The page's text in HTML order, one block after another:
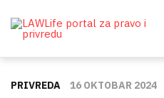
PRIVREDA 16 OKTOBAR 2024